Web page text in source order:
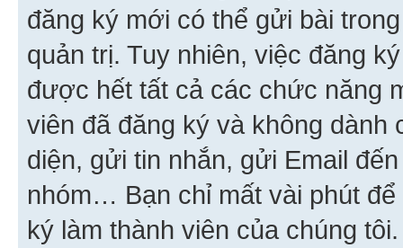
đăng ký mới có thể gửi bài
quản trị. Tuy nhiên, việc đăng
được hết tất cả các chức năng
viên đã đăng ký và không
diện, gửi tin nhắn, gửi Email
nhóm… Bạn chỉ mất vài phút
ký làm thành viên của chúng tôi.